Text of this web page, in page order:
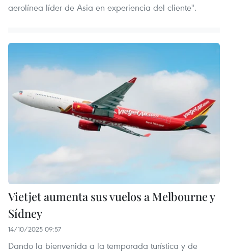
aerolínea líder de Asia en experiencia del cliente".
Vietjet aumenta sus vuelos a Melbourne y
Sídney
14/10/2025 09:57
Dando la bienvenida a la temporada turística y de